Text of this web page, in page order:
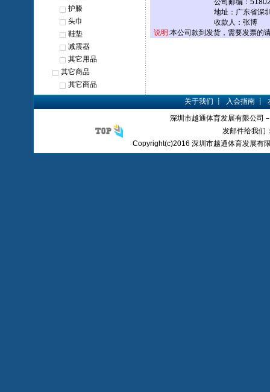
护膝
头巾
鞋垫
减震器
其它用品
其它商品
其它商品
公司邮编：
地址：广东省深
收款人：张博
说明 :本公司款到发货，需要发票的
关于我们 ┋ 入会指南┋
深圳市越通体育发展有限公司
发邮件给我们
Copyright(c)2016 深圳市越通体育发展有